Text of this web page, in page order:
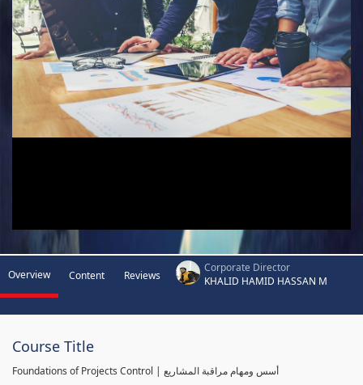
Overview Content Reviews
Corporate Director
KHALID HAMID HASSAN M
Course Title
Foundations of Projects Control | أسس ومهام مراقبة المشاريع